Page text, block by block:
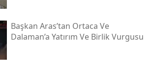
Başkan Aras’tan Ortaca Ve
Dalaman’a Yatırım Ve Birlik Vurgusu